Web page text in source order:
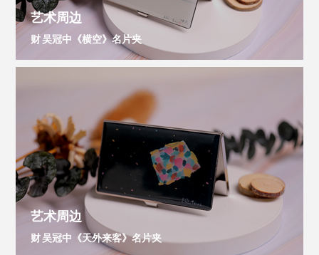
艺术周边
财 吴冠中《横空》名片夹
艺术周边
财 吴冠中《天外来客》名片夹